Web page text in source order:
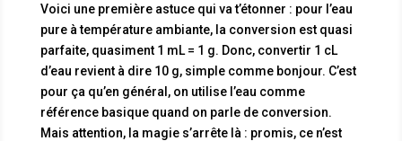
Voici une première astuce qui va t’étonner : pour l’eau
pure à température ambiante, la conversion est quasi
parfaite, quasiment 1 mL = 1 g. Donc, convertir 1 cL
d’eau revient à dire 10 g, simple comme bonjour. C’est
pour ça qu’en général, on utilise l’eau comme
référence basique quand on parle de conversion.
Mais attention, la magie s’arrête là : promis, ce n’est